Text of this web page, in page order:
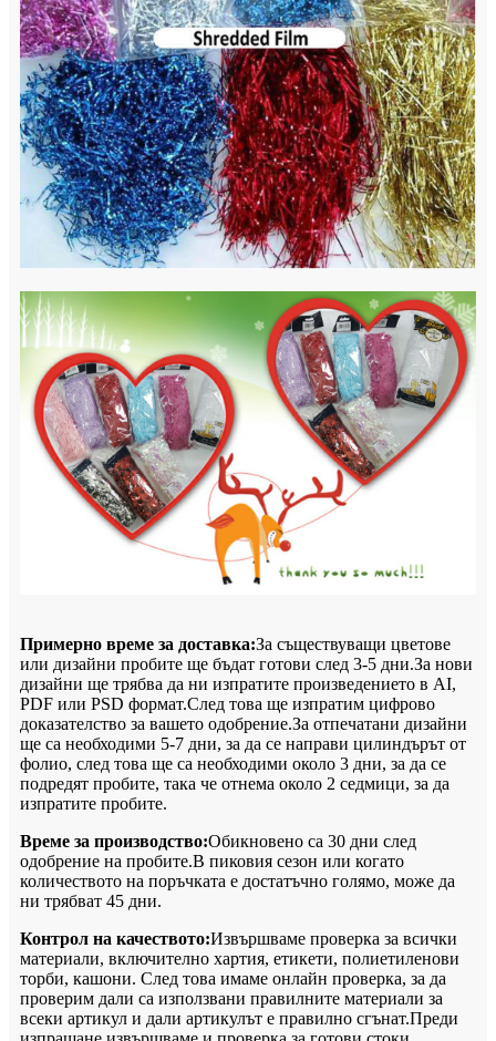
Примерно време за доставка:За съществуващи цветове
или дизайни пробите ще бъдат готови след 3-5 дни.За нови
дизайни ще трябва да ни изпратите произведението в AI,
PDF или PSD формат.След това ще изпратим цифрово
доказателство за вашето одобрение.За отпечатани дизайни
ще са необходими 5-7 дни, за да се направи цилиндърът от
фолио, след това ще са необходими около 3 дни, за да се
подредят пробите, така че отнема около 2 седмици, за да
изпратите пробите.
Време за производство:Обикновено са 30 дни след
одобрение на пробите.В пиковия сезон или когато
количеството на поръчката е достатъчно голямо, може да
ни трябват 45 дни.
Контрол на качеството:Извършваме проверка за всички
материали, включително хартия, етикети, полиетиленови
торби, кашони. След това имаме онлайн проверка, за да
проверим дали са използвани правилните материали за
всеки артикул и дали артикулът е правилно сгънат.Преди